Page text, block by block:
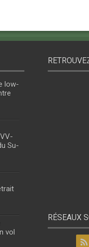
low-
Su-
vol
RÉSEAUX